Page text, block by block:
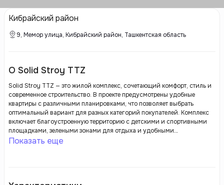
Кибрайский район
9, Мемор улица, Кибрайский район, Ташкентская область
О Solid Stroy TTZ
Solid Stroy TTZ — это жилой комплекс, сочетающий комфорт, стиль и
современное строительство. В проекте предусмотрены удобные
квартиры с различными планировками, что позволяет выбрать
оптимальный вариант для разных категорий покупателей. Комплекс
включает благоустроенную территорию с детскими и спортивными
площадками, зелеными зонами для отдыха и удобными
прогулочными дорожками. Также предусмотрена развитая
Показать еще